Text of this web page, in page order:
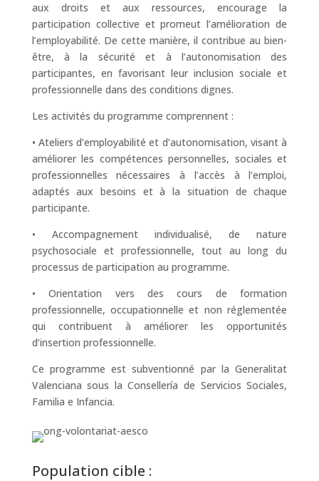
aux droits et aux ressources, encourage la
participation collective et promeut l’amélioration de
l’employabilité. De cette manière, il contribue au bien-
être, à la sécurité et à l’autonomisation des
participantes, en favorisant leur inclusion sociale et
professionnelle dans des conditions dignes.
Les activités du programme comprennent :
• Ateliers d’employabilité et d’autonomisation, visant à
améliorer les compétences personnelles, sociales et
professionnelles nécessaires à l’accès à l’emploi,
adaptés aux besoins et à la situation de chaque
participante.
• Accompagnement individualisé, de nature
psychosociale et professionnelle, tout au long du
processus de participation au programme.
• Orientation vers des cours de formation
professionnelle, occupationnelle et non réglementée
qui contribuent à améliorer les opportunités
d’insertion professionnelle.
Ce programme est subventionné par la Generalitat
Valenciana sous la Consellería de Servicios Sociales,
Familia e Infancia.
Population cible :